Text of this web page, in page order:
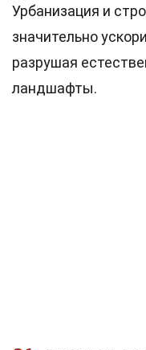
Урбанизация и
значительно
разрушая
ландшафты.